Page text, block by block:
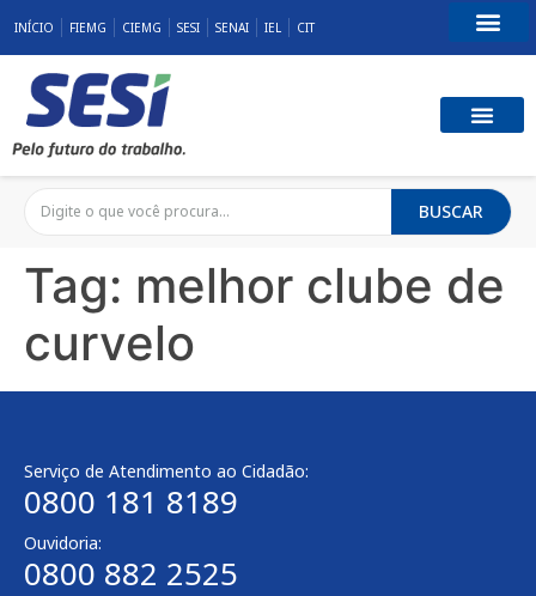
INÍCIO FIEMG CIEMG SESI SENAI IEL CIT
BUSCAR
Tag: melhor clube de
curvelo
Serviço de Atendimento ao Cidadão:
0800 181 8189
Ouvidoria:
0800 882 2525